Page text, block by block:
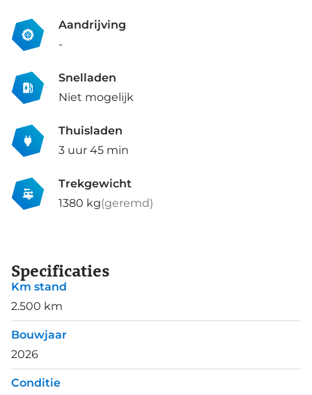
Aandrijving
-
Snelladen
Niet mogelijk
Thuisladen
3 uur 45 min
Trekgewicht
1380 kg(geremd)
Specificaties
Km stand
2.500 km
Bouwjaar
2026
Conditie